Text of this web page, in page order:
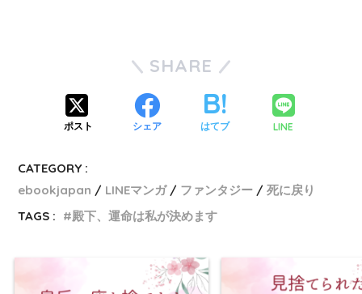
SHARE
ポスト シェア はてブ LINE
CATEGORY :
ebookjapan
LINEマンガ ファンタジー
死に戻り
TAGS :
殿下、運命は私が決めます